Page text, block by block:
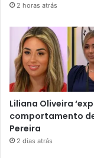
2 horas atrás
Liliana Oliveira
comportamento
Pereira
2 dias atrás